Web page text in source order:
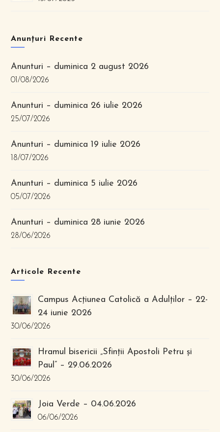
Anunțuri Recente
Anunturi – duminica 2 august 2026
01/08/2026
Anunturi – duminica 26 iulie 2026
25/07/2026
Anunturi – duminica 19 iulie 2026
18/07/2026
Anunturi – duminica 5 iulie 2026
05/07/2026
Anunturi – duminica 28 iunie 2026
28/06/2026
Articole Recente
Campus Acțiunea Catolică a Adulților – 22-
24 iunie 2026
30/06/2026
Hramul bisericii „Sfinții Apostoli Petru și
Paul” – 29.06.2026
30/06/2026
Joia Verde – 04.06.2026
06/06/2026